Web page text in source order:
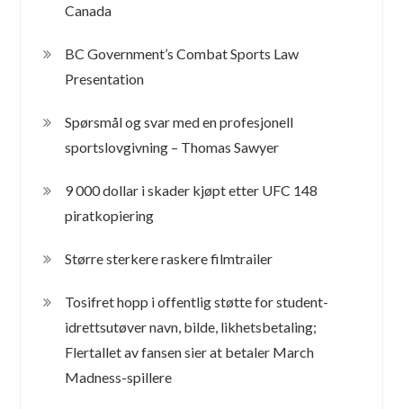
Canada
BC Government’s Combat Sports Law
Presentation
Spørsmål og svar med en profesjonell
sportslovgivning – Thomas Sawyer
9 000 dollar i skader kjøpt etter UFC 148
piratkopiering
Større sterkere raskere filmtrailer
Tosifret hopp i offentlig støtte for student-
idrettsutøver navn, bilde, likhetsbetaling;
Flertallet av fansen sier at betaler March
Madness-spillere